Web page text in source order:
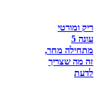
ריק ומורטי
עונה 5
מתחילה מחר,
זה מה שצריך
לדעת